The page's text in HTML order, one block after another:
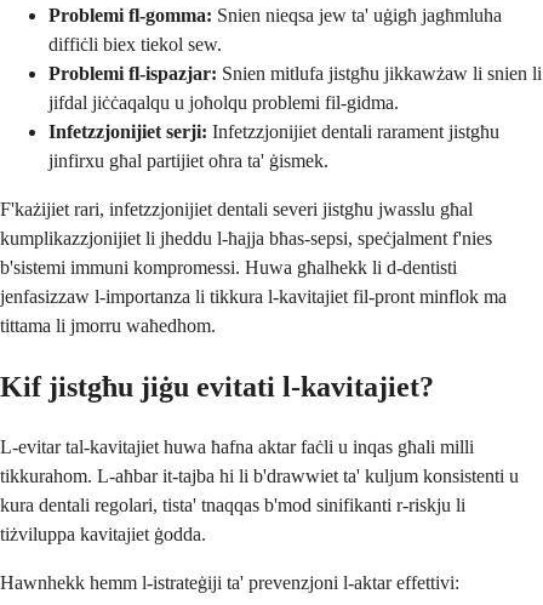
Problemi fl-gomma: Snien nieqsa jew ta' uġigħ jagħmluha
diffiċli biex tiekol sew.
Problemi fl-ispazjar: Snien mitlufa jistgħu jikkawżaw li snien li
jifdal jiċċaqalqu u joħolqu problemi fil-gidma.
Infetzzjonijiet serji: Infetzzjonijiet dentali rarament jistgħu
jinfirxu għal partijiet oħra ta' ġismek.
F'każijiet rari, infetzzjonijiet dentali severi jistgħu jwasslu għal
kumplikazzjonijiet li jheddu l-ħajja bħas-sepsi, speċjalment f'nies
b'sistemi immuni kompromessi. Huwa għalhekk li d-dentisti
jenfasizzaw l-importanza li tikkura l-kavitajiet fil-pront minflok ma
tittama li jmorru waħedhom.
Kif jistgħu jiġu evitati l-kavitajiet?
L-evitar tal-kavitajiet huwa ħafna aktar faċli u inqas għali milli
tikkurahom. L-aħbar it-tajba hi li b'drawwiet ta' kuljum konsistenti u
kura dentali regolari, tista' tnaqqas b'mod sinifikanti r-riskju li
tiżviluppa kavitajiet ġodda.
Hawnhekk hemm l-istrateġiji ta' prevenzjoni l-aktar effettivi: